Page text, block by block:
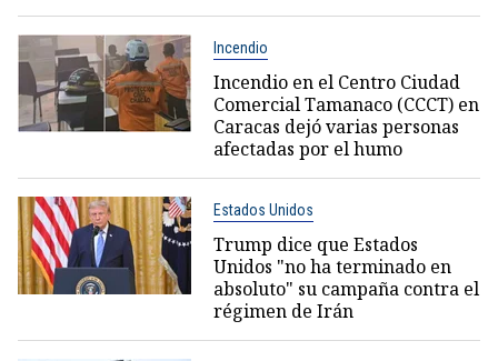
Incendio
Incendio en el Centro Ciudad
Comercial Tamanaco (CCCT) en
Caracas dejó varias personas
afectadas por el humo
Estados Unidos
Trump dice que Estados
Unidos "no ha terminado en
absoluto" su campaña contra el
régimen de Irán